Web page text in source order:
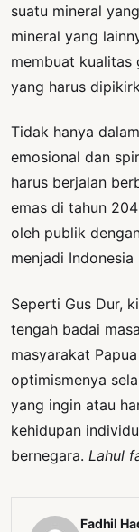
suatu mineral
mineral yang
membuat kualitas
yang harus
Tidak hanya
emosional dan
harus berjalan
emas di tahun
oleh publik
menjadi
Seperti Gus Dur,
tengah badai
masyarakat
optimismenya
yang ingin atau
kehidupan
bernegara. Lahul
Fadhil